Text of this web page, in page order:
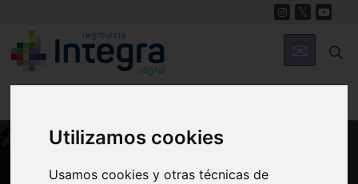
Utilizamos cookies
Usamos cookies y otras técnicas de
PATRIMONIO